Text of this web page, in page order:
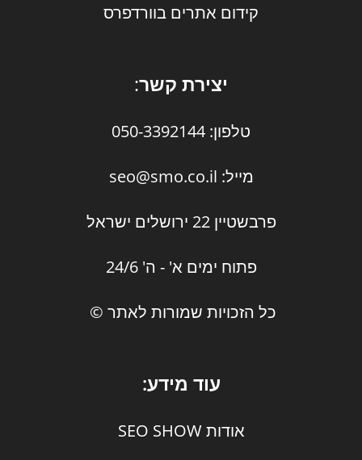
קידום אתרים בוורדפרס
יצירת קשר:
טלפון: 050-3392144
מייל: seo@smo.co.il
פרבשטיין 22 ירושלים ישראל
פתוח ימים א' - ה' 24/6
כל הזכויות שמורות לאתר ©
עוד מידע:
אודות SEO SHOW